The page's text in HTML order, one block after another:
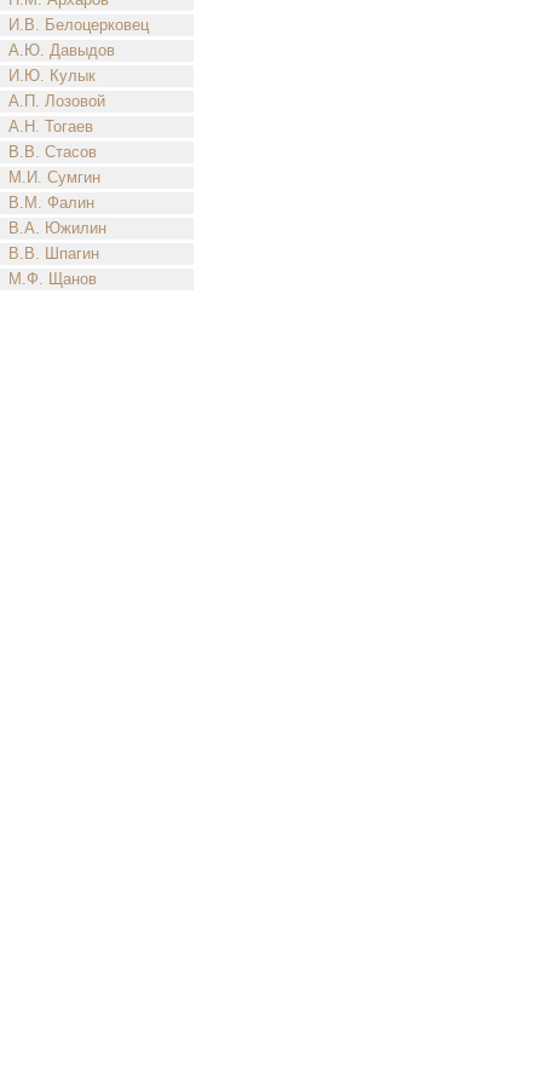
И.В. Белоцерковец
А.Ю. Давыдов
И.Ю. Кулык
А.П. Лозовой
А.Н. Тогаев
В.В. Стасов
М.И. Сумгин
В.М. Фалин
В.А. Южилин
В.В. Шпагин
М.Ф. Щанов